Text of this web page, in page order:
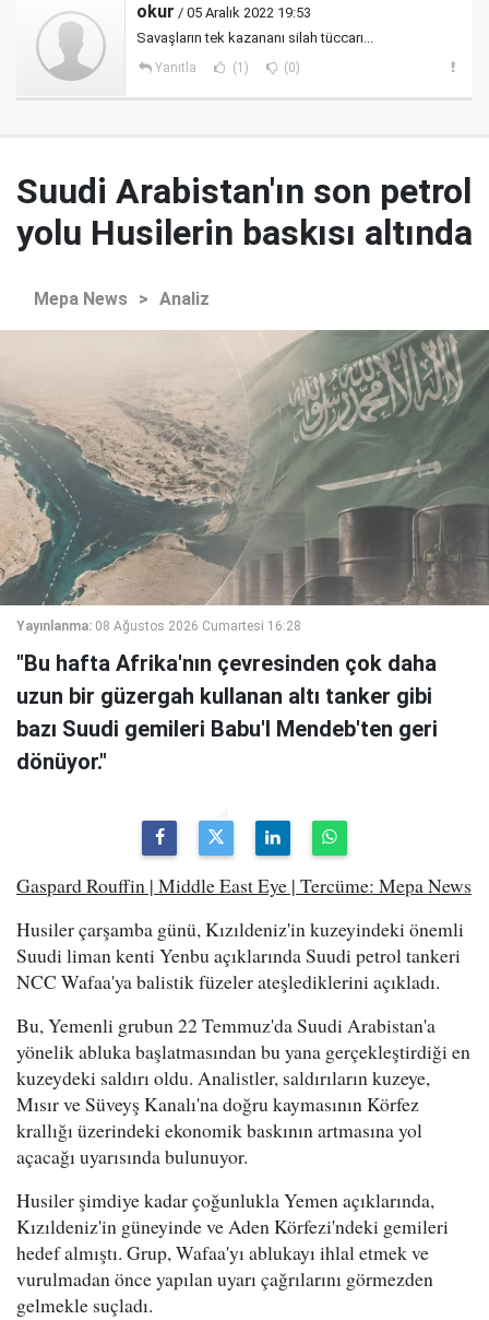
okur / 05 Aralık 2022 19:53
Savaşların tek kazananı silah tüccarı...
Yanıtla (1) (0)
Suudi Arabistan'ın son petrol
yolu Husilerin baskısı altında
Mepa News > Analiz
Yayınlanma: 08 Ağustos 2026 Cumartesi 16:28
"Bu hafta Afrika'nın çevresinden çok daha
uzun bir güzergah kullanan altı tanker gibi
bazı Suudi gemileri Babu'l Mendeb'ten geri
dönüyor."
Gaspard Rouffin | Middle East Eye | Tercüme: Mepa News
Husiler çarşamba günü, Kızıldeniz'in kuzeyindeki önemli
Suudi liman kenti Yenbu açıklarında Suudi petrol tankeri
NCC Wafaa'ya balistik füzeler ateşlediklerini açıkladı.
Bu, Yemenli grubun 22 Temmuz'da Suudi Arabistan'a
yönelik abluka başlatmasından bu yana gerçekleştirdiği en
kuzeydeki saldırı oldu. Analistler, saldırıların kuzeye,
Mısır ve Süveyş Kanalı'na doğru kaymasının Körfez
krallığı üzerindeki ekonomik baskının artmasına yol
açacağı uyarısında bulunuyor.
Husiler şimdiye kadar çoğunlukla Yemen açıklarında,
Kızıldeniz'in güneyinde ve Aden Körfezi'ndeki gemileri
hedef almıştı. Grup, Wafaa'yı ablukayı ihlal etmek ve
vurulmadan önce yapılan uyarı çağrılarını görmezden
gelmekle suçladı.